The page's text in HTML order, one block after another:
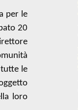
per le
20
le
loro